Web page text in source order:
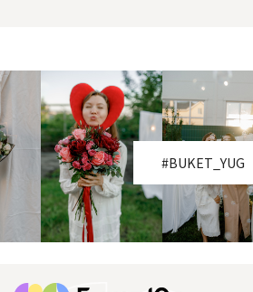
#BUKET_YUG